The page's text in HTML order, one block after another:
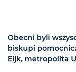
Obecni byli
biskupi
Eijk, metropolita